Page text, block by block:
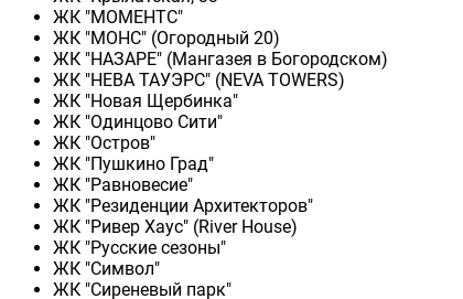
ЖК "МОМЕНТС"
ЖК "МОНС" (Огородный 20)
ЖК "НАЗАРЕ" (Мангазея в Богородском)
ЖК "НЕВА ТАУЭРС" (NEVA TOWERS)
ЖК "Новая Щербинка"
ЖК "Одинцово Сити"
ЖК "Остров"
ЖК "Пушкино Град"
ЖК "Равновесие"
ЖК "Резиденции Архитекторов"
ЖК "Ривер Хаус" (River Нouse)
ЖК "Русские сезоны"
ЖК "Символ"
ЖК "Сиреневый парк"